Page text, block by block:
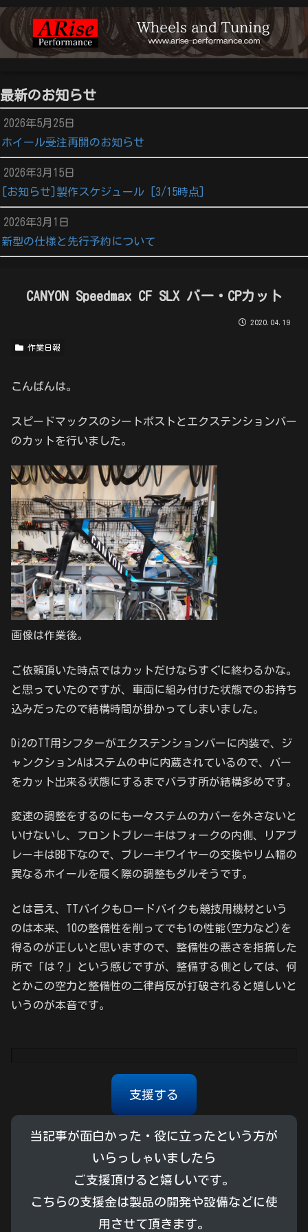
最新のお知らせ
2026年5月25日
ホイール受注再開のお知らせ
2026年3月15日
[お知らせ]製作スケジュール [3/15時点]
2026年3月1日
新型の仕様と先行予約について
CANYON Speedmax CF SLX バー・CPカット
2020.04.19
作業日報
こんばんは。
スピードマックスのシートポストとエクステンションバー
のカットを行いました。
画像は作業後。
ご依頼頂いた時点ではカットだけならすぐに終わるかな。
と思っていたのですが、車両に組み付けた状態でのお持ち
込みだったので結構時間が掛かってしまいました。
Di2のTT用シフターがエクステンションバーに内装で、ジ
ャンクションAはステムの中に内蔵されているので、バー
をカット出来る状態にするまでバラす所が結構多めです。
変速の調整をするのにも一々ステムのカバーを外さないと
いけないし、フロントブレーキはフォークの内側、リアブ
レーキはBB下なので、ブレーキワイヤーの交換やリム幅の
異なるホイールを履く際の調整もダルそうです。
とは言え、TTバイクもロードバイクも競技用機材という
のは本来、10の整備性を削ってでも1の性能(空力など)を
得るのが正しいと思いますので、整備性の悪さを指摘した
所で「は？」という感じですが、整備する側としては、何
とかこの空力と整備性の二律背反が打破されると嬉しいと
いうのが本音です。
支援する
当記事が面白かった・役に立ったという方が
いらっしゃいましたら
ご支援頂けると嬉しいです。
こちらの支援金は製品の開発や設備などに使
用させて頂きます。